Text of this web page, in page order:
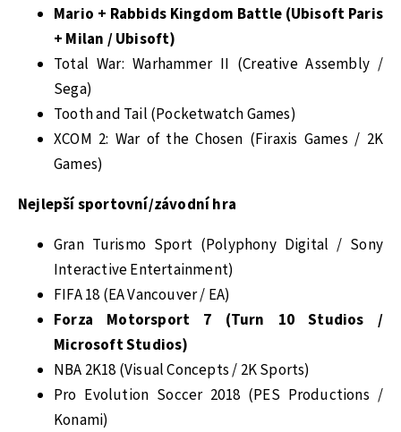
Mario + Rabbids Kingdom Battle (Ubisoft Paris
+ Milan / Ubisoft)
Total War: Warhammer II (Creative Assembly /
Sega)
Tooth and Tail (Pocketwatch Games)
XCOM 2: War of the Chosen (Firaxis Games / 2K
Games)
Nejlepší sportovní/závodní hra
Gran Turismo Sport (Polyphony Digital / Sony
Interactive Entertainment)
FIFA 18 (EA Vancouver / EA)
Forza Motorsport 7 (Turn 10 Studios /
Microsoft Studios)
NBA 2K18 (Visual Concepts / 2K Sports)
Pro Evolution Soccer 2018 (PES Productions /
Konami)